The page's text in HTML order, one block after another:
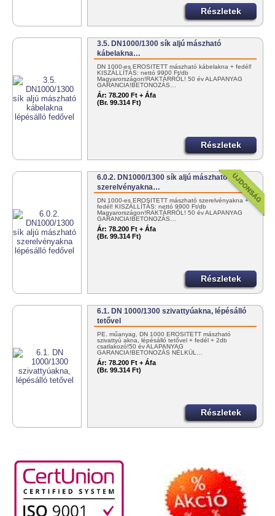
Részletek
3.5. DN1000/1300 sík aljú mászható
kábelakna…
DN 1000-es ERŐSÍTETT mászható kábelakna + fedél!
KISZÁLLÍTÁS: nettó 9900 Ft/db
Magyarországon!RAKTÁRRÓL! 50 év ALAPANYAG
GARANCIA!BETONOZÁS…
Ár: 78.200 Ft + Áfa
(Br. 99.314 Ft)
Részletek
6.0.2. DN1000/1300 sík aljú mászható
szerelvényakna…
DN 1000-es ERŐSÍTETT mászható szerelvényakna +
fedél! KISZÁLLÍTÁS: nettó 9900 Ft/db
Magyarországon!RAKTÁRRÓL! 50 év ALAPANYAG
GARANCIA!BETONOZÁS…
Ár: 78.200 Ft + Áfa
(Br. 99.314 Ft)
Részletek
6.1. DN 1000/1300 szivattyúakna, lépésálló
tetővel
PE. műanyag, DN 1000 ERŐSÍTETT mászható
szivattyú akna, lépésálló tetővel + fedél + 2db
csatlakozó!50 év ALAPANYAG
GARANCIA!BETONOZÁS NÉLKÜL…
Ár: 78.200 Ft + Áfa
(Br. 99.314 Ft)
Részletek